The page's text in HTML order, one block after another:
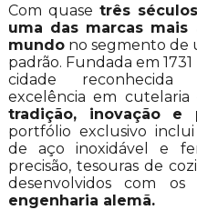
Com quase três
uma das marcas
mundono segmento de
padrão. Fundada em 1731
cidade reconhecida
excelência em
tradição, inovação e
portfólio exclusivo inclui
de aço inoxidável e
precisão, tesouras de
desenvolvidos com os
engenharia alemã.